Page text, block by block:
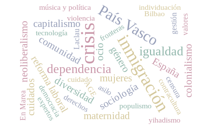
crisis inmigración
País Vasco
igualdad
dependencia
reforma laboral
comunidad género
neoliberalismo mujeres
sociología
diversidad
España
maternidad
capitalismo
ocio colonialismo
cuidados asilo
fronteras
violencia
contracultura
gestión
tecnología
música y política individuación
Laclau
populismo
yihadismo
Bilbao
censura
democracia
valores
cuidado
derechos
expertos
En Marea
AGE